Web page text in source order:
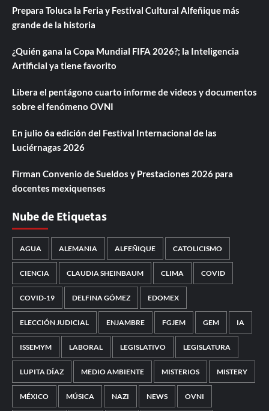
Prepara Toluca la Feria y Festival Cultural Alfeñique más
grande de la historia
¿Quién gana la Copa Mundial FIFA 2026?; la Inteligencia
Artificial ya tiene favorito
Libera el pentágono cuarto informe de videos y documentos
sobre el fenómeno OVNI
En julio 6a edición del Festival Internacional de las
Luciérnagas 2026
Firman Convenio de Sueldos y Prestaciones 2026 para
docentes mexiquenses
Nube de Etiquetas
AGUA ALEMANIA ALFEÑIQUE CATOLICISMO
CIENCIA CLAUDIA SHEINBAUM CLIMA COVID
COVID-19 DELFINA GÓMEZ EDOMEX
ELECCIÓN JUDICIAL ENJAMBRE FGJEM GEM IA
ISSEMYM LABORAL LEGISLATIVO LEGISLATURA
LUPITA DÍAZ MEDIO AMBIENTE MISTERIOS MISTERY
MÉXICO MÚSICA NAZI NEWS OVNI